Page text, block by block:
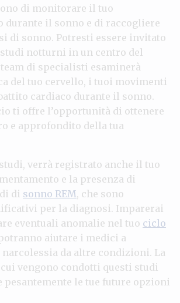
di monitorare il tuo
durante il sonno e di raccogliere
di sonno. Potresti essere invitato
notturni in un centro del
di specialisti esaminerà
del tuo cervello, i tuoi movimenti
cardiaco durante il sonno.
ti offre l’opportunità di ottenere
e approfondito della tua
verrà registrato anche il tuo
e la presenza di
di sonno REM, che sono
per la diagnosi. Imparerai
eventuali anomalie nel tuo ciclo
aiutare i medici a
da altre condizioni. La
vengono condotti questi studi
pesantemente le tue future opzioni